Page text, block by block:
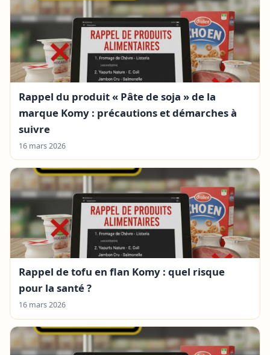
Rappel du produit « Pâte de soja » de la
marque Komy : précautions et démarches à
suivre
16 mars 2026
Rappel de tofu en flan Komy : quel risque
pour la santé ?
16 mars 2026